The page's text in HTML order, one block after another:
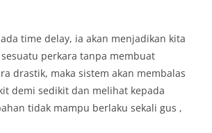
time delay, ia akan menjadikan kita
perkara tanpa membuat
drastik, maka sistem akan membalas
demi sedikit dan melihat kepada
tidak mampu berlaku sekali gus ,